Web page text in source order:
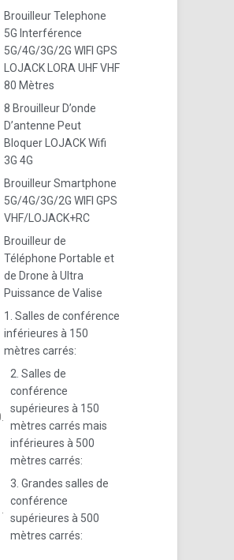
Brouilleur Telephone
5G Interférence
5G/4G/3G/2G WIFI GPS
LOJACK LORA UHF VHF
80 Mètres
8 Brouilleur D’onde
D’antenne Peut
Bloquer LOJACK Wifi
3G 4G
Brouilleur Smartphone
5G/4G/3G/2G WIFI GPS
VHF/LOJACK+RC
Brouilleur de
Téléphone Portable et
de Drone à Ultra
Puissance de Valise
1. Salles de conférence
inférieures à 150
mètres carrés:
2. Salles de
conférence
supérieures à 150
mètres carrés mais
inférieures à 500
mètres carrés:
3. Grandes salles de
conférence
supérieures à 500
mètres carrés: